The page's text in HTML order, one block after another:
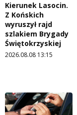
Kierunek Lasocin.
Z Końskich
wyruszył rajd
szlakiem Brygady
Świętokrzyskiej
2026.08.08 13:15